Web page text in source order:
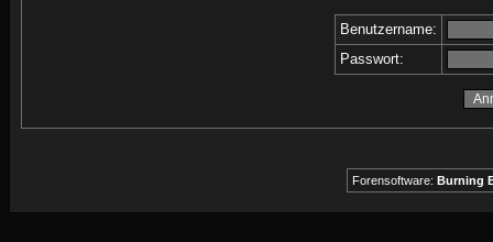
Benutzername:
Passwort:
Forensoftware: Burning